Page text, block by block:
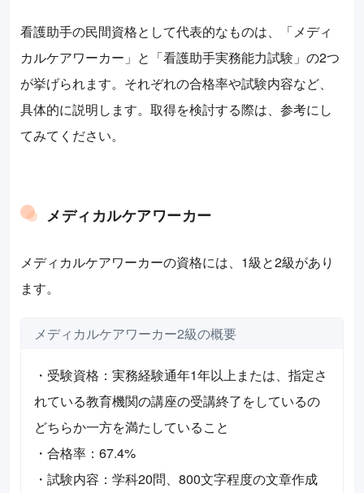
看護助手の民間資格として代表的なものは、「メディ
カルケアワーカー」と「看護助手実務能力試験」の2つ
が挙げられます。それぞれの合格率や試験内容など、
具体的に説明します。取得を検討する際は、参考にし
てみてください。
メディカルケアワーカー
メディカルケアワーカーの資格には、1級と2級があり
ます。
メディカルケアワーカー2級の概要
・受験資格：実務経験通年1年以上または、指定さ
れている教育機関の講座の受講終了をしているの
どちらか一方を満たしていること
・合格率：67.4%
・試験内容：学科20問、800文字程度の文章作成